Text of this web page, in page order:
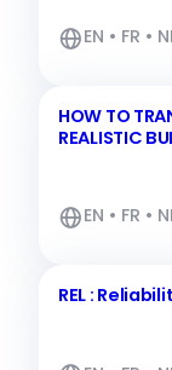
EN • FR •
HOW TO
REALISTIC
EN • FR •
REL :